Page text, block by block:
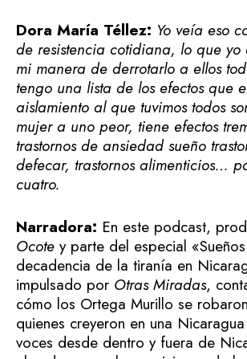
Dora María Téllez: Yo veía eso
de resistencia cotidiana, lo que
mi manera de derrotarlo a ellos
tengo una lista de los efectos que
aislamiento al que tuvimos todos
mujer a uno peor, tiene efectos
trastornos de ansiedad sueño
defecar, trastornos alimenticios…
cuatro.
Narradora: En este podcast,
Ocote y parte del especial
decadencia de la tiranía en
impulsado por Otras Miradas,
cómo los Ortega Murillo se
quienes creyeron en una
voces desde dentro y fuera de